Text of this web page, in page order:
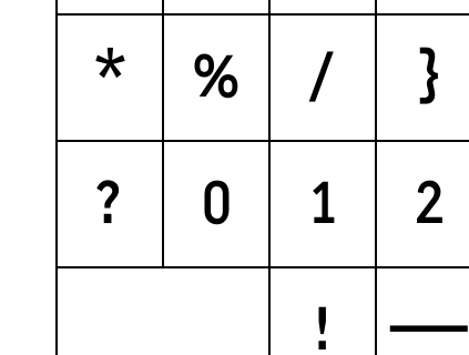
{
/
%
*
2
1
0
?
—
!